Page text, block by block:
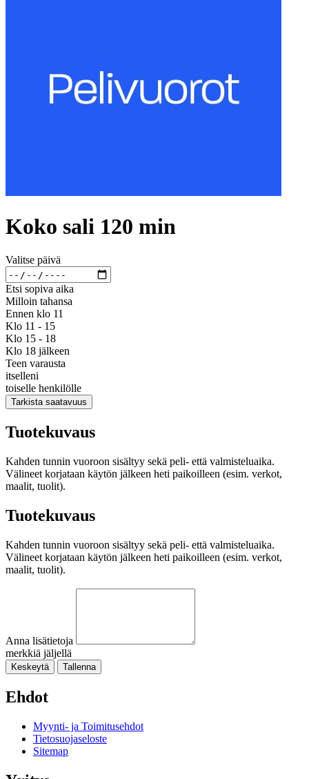
Koko sali 120 min
Valitse päivä
Etsi sopiva aika
Milloin tahansa
Ennen klo 11
Klo 11 - 15
Klo 15 - 18
Klo 18 jälkeen
Teen varausta
itselleni
toiselle henkilölle
Tarkista saatavuus
Tuotekuvaus
Kahden tunnin vuoroon sisältyy sekä peli- että valmisteluaika.
Välineet korjataan käytön jälkeen heti paikoilleen (esim. verkot,
maalit, tuolit).
Tuotekuvaus
Kahden tunnin vuoroon sisältyy sekä peli- että valmisteluaika.
Välineet korjataan käytön jälkeen heti paikoilleen (esim. verkot,
maalit, tuolit).
Anna lisätietoja
merkkiä jäljellä
Keskeytä Tallenna
Ehdot
Myynti- ja Toimitusehdot
Tietosuojaseloste
Sitemap